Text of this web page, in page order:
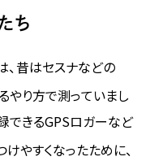
ち
、昔はセスナなどの
やり方で測っていまし
できるGPSロガーなど
けやすくなったために、